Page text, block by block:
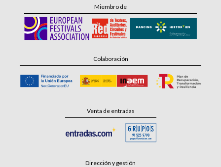
Miembro de
Colaboración
Venta de entradas
Dirección y gestión